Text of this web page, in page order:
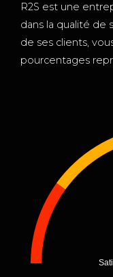
R2S est une
dans la qualité de
de ses clients,
pourcentages